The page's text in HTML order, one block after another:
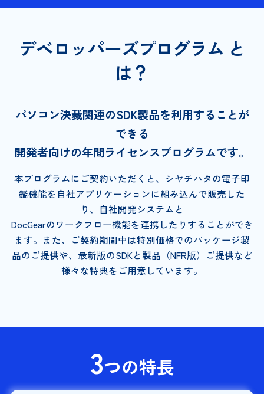
デベロッパーズプログラム と
は？
パソコン決裁関連のSDK製品を利用することが
できる
開発者向けの年間ライセンスプログラムです。
本プログラムにご契約いただくと、シヤチハタの電子印
鑑機能を自社アプリケーションに組み込んで販売した
り、自社開発システムと
DocGearのワークフロー機能を連携したりすることができ
ます。また、ご契約期間中は特別価格でのパッケージ製
品のご提供や、最新版のSDKと製品（NFR版）ご提供など
様々な特典をご用意しています。
3つの特長